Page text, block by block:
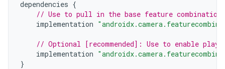
dependencies {
// Use to pull in the base feature
implementation
// Optional [recommended]: Use to enable
implementation
}